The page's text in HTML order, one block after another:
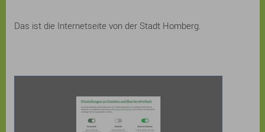
Das ist die Internetseite von der Stadt Homberg.